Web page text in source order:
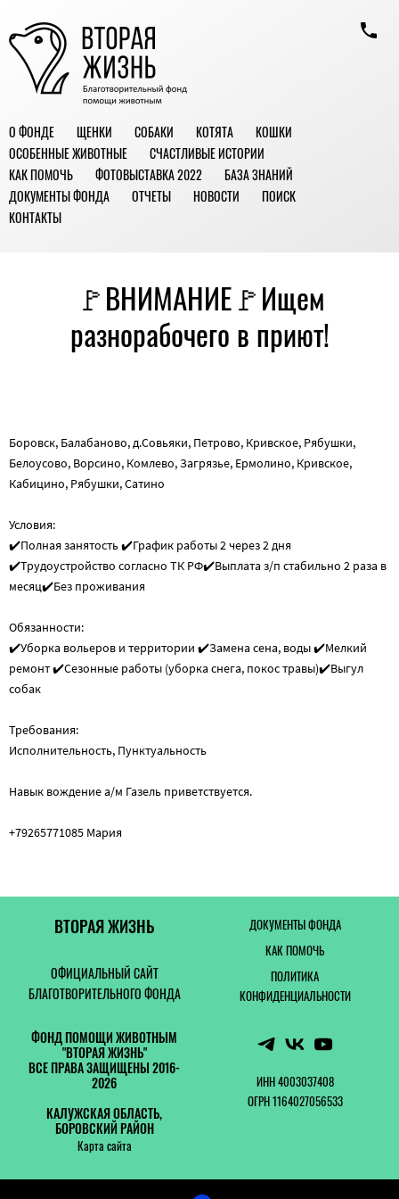
О ФОНДЕ ЩЕНКИ СОБАКИ КОТЯТА
КОШКИ
ОСОБЕННЫЕ ЖИВОТНЫЕ
СЧАСТЛИВЫЕ ИСТОРИИ
КАК ПОМОЧЬ
ФОТОВЫСТАВКА 2022
БАЗА ЗНАНИЙ
ДОКУМЕНТЫ ФОНДА
ОТЧЕТЫ НОВОСТИ
ПОИСК
КОНТАКТЫ
🚩ВНИМАНИЕ🚩Ищем
разнорабочего в приют!
Боровск, Балабаново, д.Совьяки, Петрово, Кривское, Рябушки,
Белоусово, Ворсино, Комлево, Загрязье, Ермолино, Кривское,
Кабицино, Рябушки, Сатино
Условия:
✔️Полная занятость ✔️График работы 2 через 2 дня
✔️Трудоустройство согласно ТК РФ✔️Выплата з/п стабильно 2 раза в
месяц✔️Без проживания
Обязанности:
✔️Уборка вольеров и территории ✔️Замена сена, воды ✔️Мелкий
ремонт ✔️Сезонные работы (уборка снега, покос травы)✔️Выгул
собак
Требования:
Исполнительность, Пунктуальность
Навык вождение а/м Газель приветствуется.
+79265771085 Мария
ВТОРАЯ ЖИЗНЬ
ОФИЦИАЛЬНЫЙ САЙТ
БЛАГОТВОРИТЕЛЬНОГО ФОНДА
ДОКУМЕНТЫ ФОНДА
КАК ПОМОЧЬ
ПОЛИТИКА
КОНФИДЕНЦИАЛЬНОСТИ
ФОНД ПОМОЩИ ЖИВОТНЫМ
"ВТОРАЯ ЖИЗНЬ"
ВСЕ ПРАВА ЗАЩИЩЕНЫ 2016-
2026
КАЛУЖСКАЯ ОБЛАСТЬ,
БОРОВСКИЙ РАЙОН
Карта сайта
ИНН 4003037408
ОГРН 1164027056533